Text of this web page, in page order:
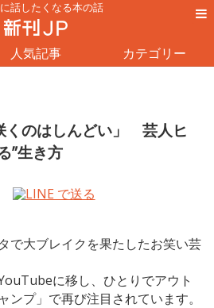
話したくなる本の話
人気記事 カテゴリー
くのはしんどい」 芸人ヒ
”生き方
で大ブレイクを果たしたお笑い芸
に移し、ひとりでアウト
ンプ」で再び注目されています。